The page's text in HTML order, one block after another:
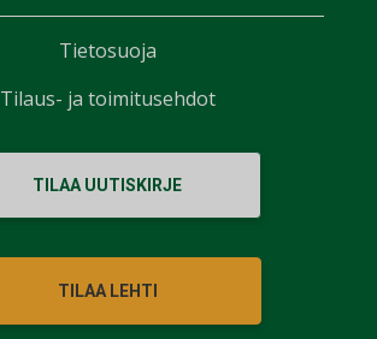
TILAA UUTISKIRJE
TILAA LEHTI
Tietosuoja
Tilaus- ja toimitusehdot